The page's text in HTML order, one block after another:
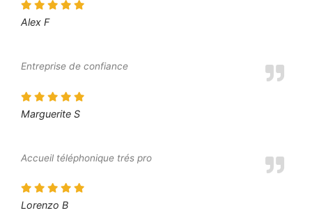
Alex F
Entreprise de confiance
Marguerite S
Accueil téléphonique trés pro
Lorenzo B